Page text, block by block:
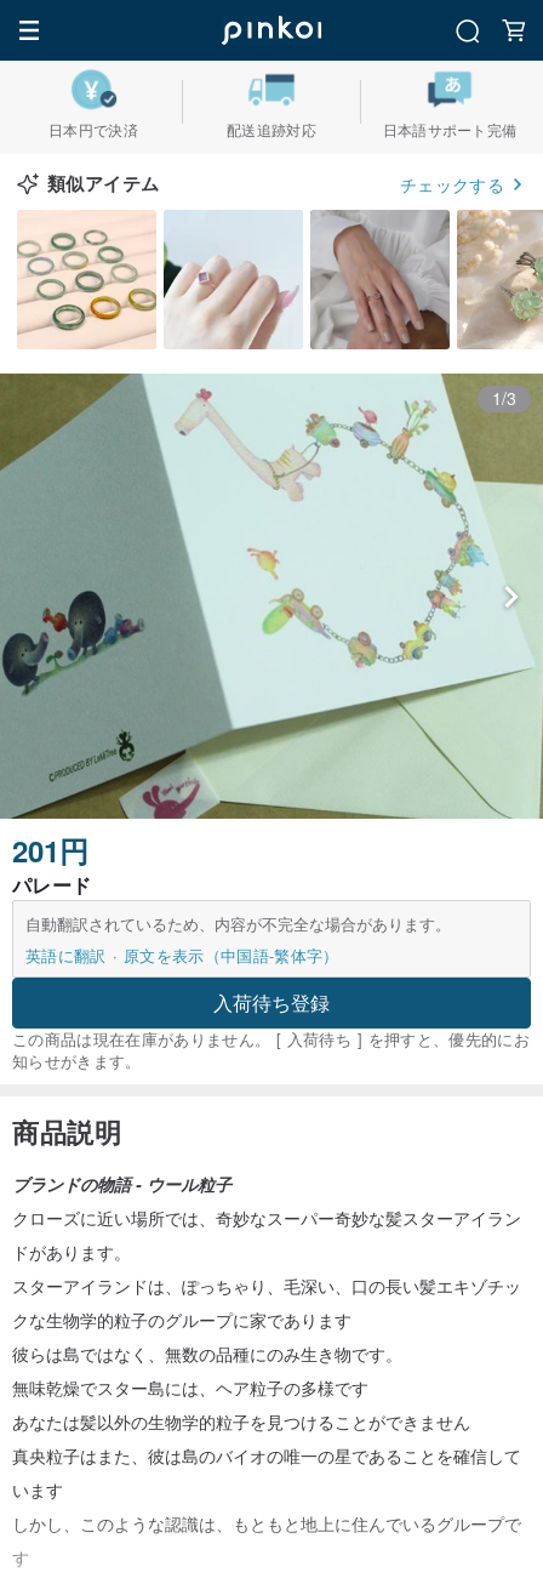
日本円で決済 配送追跡対応 日本語サポート完備
類似アイテム チェックする
1/3
201円
パレード
自動翻訳されているため、内容が不完全な場合があります。
英語に翻訳
原文を表示（中国語-繁体字）
入荷待ち登録
この商品は現在在庫がありません。 [ 入荷待ち ] を押すと、優先的にお
知らせがきます。
商品説明
ブランドの物語 - ウール粒子
クローズに近い場所では、奇妙なスーパー奇妙な髪スターアイラン
ドがあります。
スターアイランドは、ぽっちゃり、毛深い、口の長い髪エキゾチッ
クな生物学的粒子のグループに家であります
彼らは島ではなく、無数の品種にのみ生き物です。
無味乾燥でスター島には、ヘア粒子の多様です
あなたは髪以外の生物学的粒子を見つけることができません
真央粒子はまた、彼は島のバイオの唯一の星であることを確信して
います
しかし、このような認識は、もともと地上に住んでいるグループで
す